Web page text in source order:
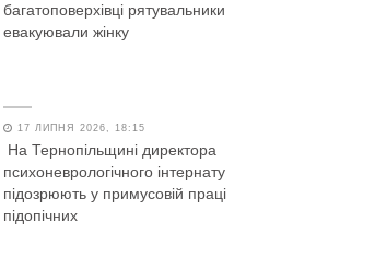
багатоповерхівці рятувальники
евакуювали жінку
17 ЛИПНЯ 2026, 18:15
На Тернопільщині директора
психоневрологічного інтернату
підозрюють у примусовій праці
підопічних